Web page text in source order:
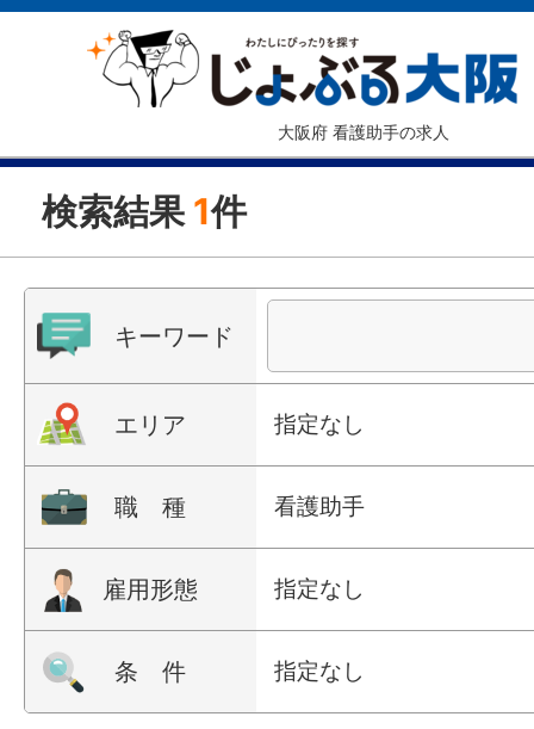
大阪府 看護助手の求人
検索結果 1件
キーワード
エリア 指定なし
職 種 看護助手
雇用形態 指定なし
条 件 指定なし